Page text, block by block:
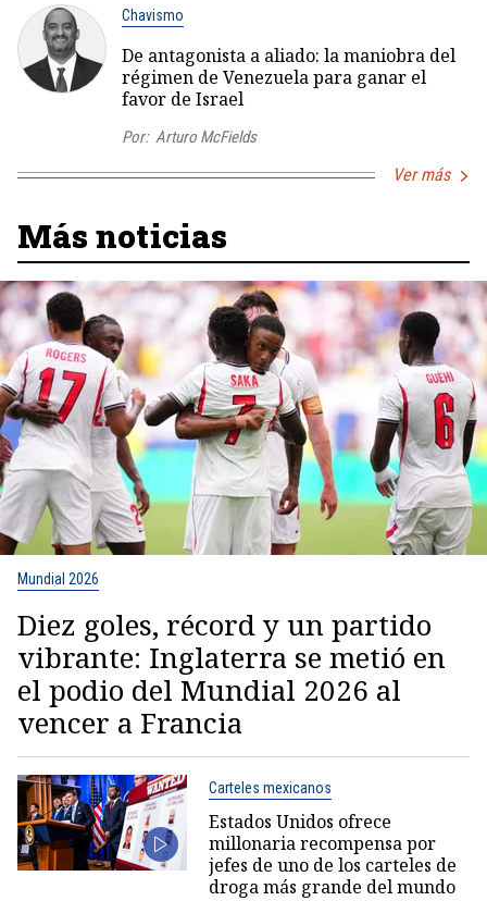
Chavismo
De antagonista a aliado: la maniobra del
régimen de Venezuela para ganar el
favor de Israel
Por: Arturo McFields
Ver más
Más noticias
Mundial 2026
Diez goles, récord y un partido
vibrante: Inglaterra se metió en
el podio del Mundial 2026 al
vencer a Francia
Carteles mexicanos
Estados Unidos ofrece
millonaria recompensa por
jefes de uno de los carteles de
droga más grande del mundo